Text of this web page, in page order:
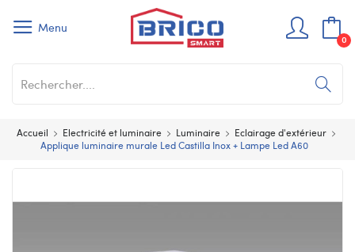
Menu
0
Accueil Electricité et luminaire Luminaire
Eclairage d'extérieur
Applique luminaire murale Led Castilla Inox + Lampe Led A60